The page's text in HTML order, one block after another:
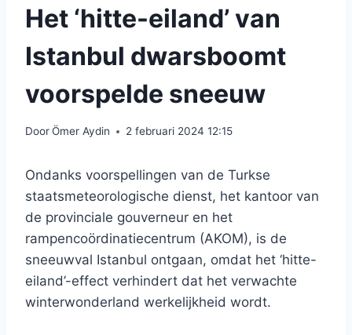
Het ‘hitte-eiland’ van
Istanbul dwarsboomt
voorspelde sneeuw
DoorÖmer Aydin 2 februari 2024 12:15
Ondanks voorspellingen van de Turkse
staatsmeteorologische dienst, het kantoor van
de provinciale gouverneur en het
rampencoördinatiecentrum (AKOM), is de
sneeuwval Istanbul ontgaan, omdat het ‘hitte-
eiland’-effect verhindert dat het verwachte
winterwonderland werkelijkheid wordt.